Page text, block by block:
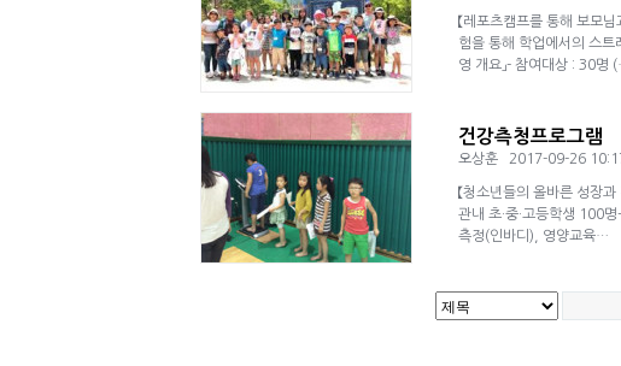
【레포츠캠프를 통해 보모
험을 통해 학업에서의 스트
영 개요」- 참여대상 : ​​30명
건강측청프로그램
오상훈2017-09-26
【청소년들의 올바른 성장
관내 초·중·고등학생 100
측정(인바디), 영양교육…